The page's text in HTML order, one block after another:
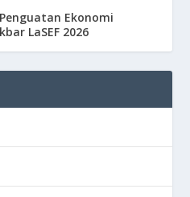
Ekonomi
LaSEF 2026